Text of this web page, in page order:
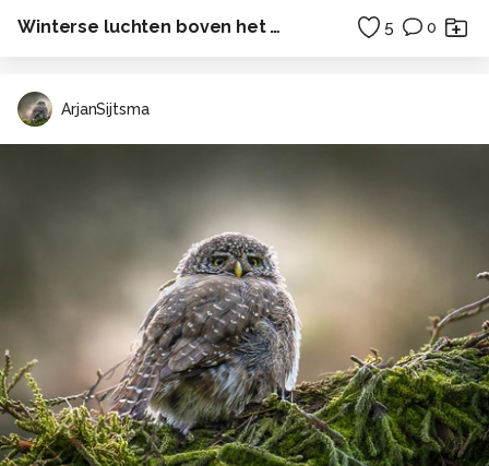
Winterse luchten boven het Wad IV 5 0
ArjanSijtsma